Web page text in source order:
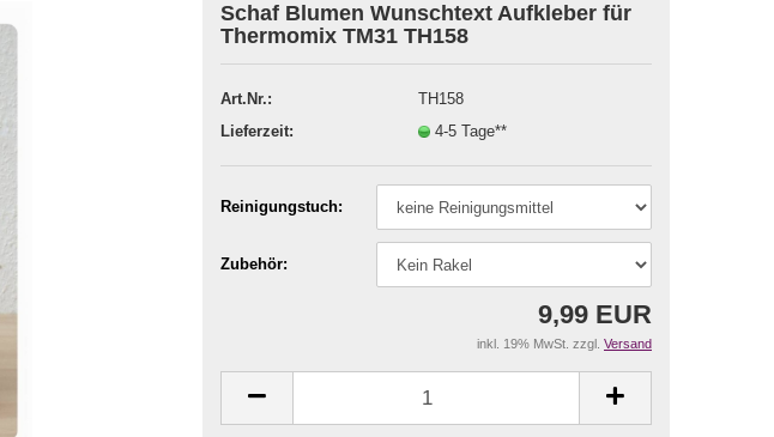
Passwort vergessen?
Schaf Blumen Wunschtext Aufkleber für
Thermomix TM31 TH158
Art.Nr.:
TH158
Lieferzeit:
4-5 Tage**
Reinigungstuch:
Zubehör:
9,99 EUR
inkl. 19% MwSt. zzgl. Versand